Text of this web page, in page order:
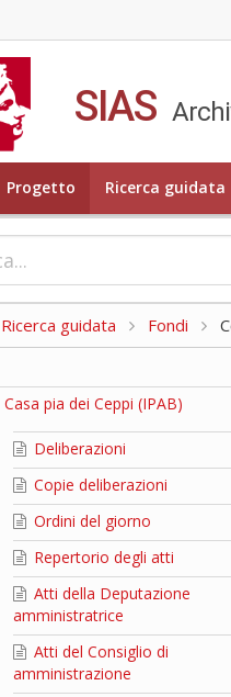
SIAS
Progetto Ricerca guidata
Ricerca guidata Fondi
Casa pia dei Ceppi (IPAB)
Deliberazioni
Copie deliberazioni
Ordini del giorno
Repertorio degli atti
Atti della Deputazione
amministratrice
Atti del Consiglio di
amministrazione